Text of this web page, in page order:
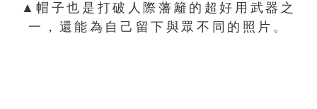
▲帽子也是打破人際藩籬的超好用武器之
一，還能為自己留下與眾不同的照片。